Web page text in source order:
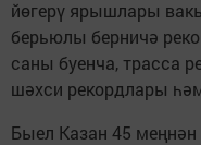
йөгерү ярышлары
берьюлы берничә
саны буенча, трасса
шәхси рекордлары
Быел Казан 45